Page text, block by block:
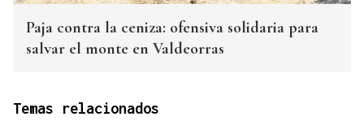
Paja contra la ceniza: ofensiva solidaria para
salvar el monte en Valdeorras
Temas relacionados